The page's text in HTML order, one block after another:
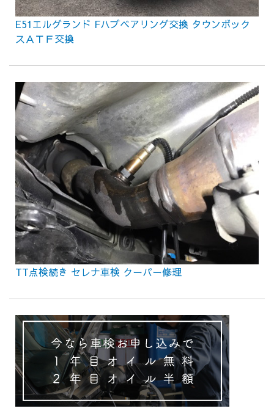
E51エルグランド Fハブベアリング交換 タウンボック
スＡＴＦ交換
TT点検続き セレナ車検 クーパー修理